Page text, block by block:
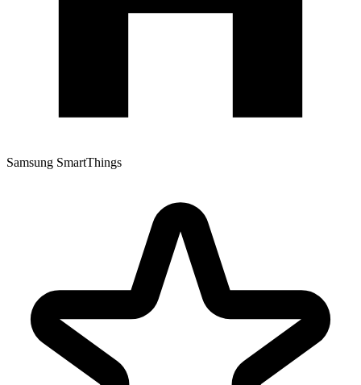
Samsung SmartThings